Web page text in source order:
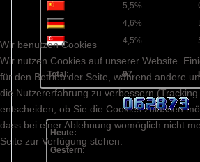
5,5%
4,6%
4,5%
Total: 97
Heute:
Gestern:
Wir benutzen Cookies
Wir nutzen Cookies auf unserer Website.
für den Betrieb der Seite, während andere
die Nutzererfahrung zu verbessern
entscheiden, ob Sie die Cookies zulassen
dass bei einer Ablehnung womöglich nicht
Seite zur Verfügung stehen.